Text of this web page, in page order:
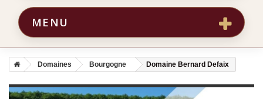
MENU
Domaines Bourgogne Domaine Bernard Defaix